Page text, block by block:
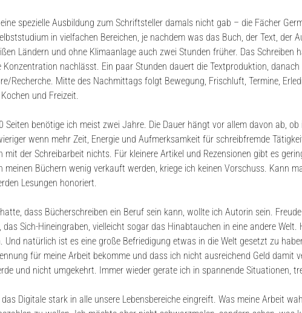
spezielle Ausbildung zum Schriftsteller damals nicht gab – die Fächer
in vielfachen Bereichen, je nachdem was das Buch, der Text, der
Ländern und ohne Klimaanlage auch zwei Stunden früher. Das
Konzentration nachlässt. Ein paar Stunden dauert die Textproduktion,
Recherche. Mitte des Nachmittags folgt Bewegung, Frischluft, Termine,
und Freizeit.
Seiten benötige ich meist zwei Jahre. Die Dauer hängt vor allem davon ab,
wenn mehr Zeit, Energie und Aufmerksamkeit für schreibfremde
mit der Schreibarbeit nichts. Für kleinere Artikel und Rezensionen gibt es
meinen Büchern wenig verkauft werden, kriege ich keinen Vorschuss. Kann
Lesungen honoriert.
dass Bücherschreiben ein Beruf sein kann, wollte ich Autorin sein.
das Sich-Hineingraben, vielleicht sogar das Hinabtauchen in eine andere
Und natürlich ist es eine große Befriedigung etwas in die Welt gesetzt zu
für meine Arbeit bekomme und dass ich nicht ausreichend Geld
und nicht umgekehrt. Immer wieder gerate ich in spannende Situationen,
Digitale stark in alle unsere Lebensbereiche eingreift. Was meine Arbeit